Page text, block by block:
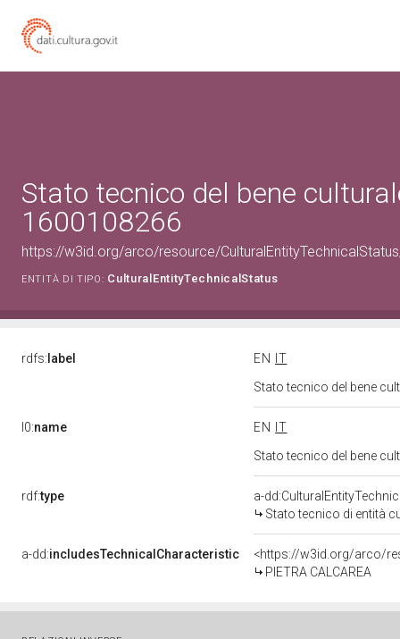
Stato tecnico del bene
1600108266
https://w3id.org/arco/resource/
ENTITÀ DI TIPO: CulturalEntityTechnicalStatus
rdfs: label EN
IT
Stato tecnico del bene
l0:name EN
IT
Stato tecnico del bene
rdf:type
a-
Stato tecnico di entità
a-dd:includesTechnicalCharacteristic
<https://w3id.org/arco/
PIETRA CALCAREA